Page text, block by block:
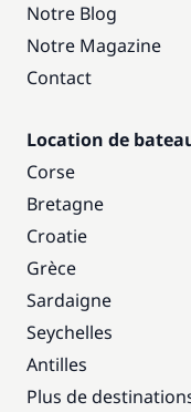
Notre Blog
Notre Magazine
Contact
Location de
Corse
Bretagne
Croatie
Grèce
Sardaigne
Seychelles
Antilles
Plus de